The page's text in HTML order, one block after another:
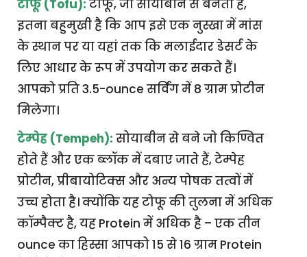
टोफू (Tofu): टोफू, जो सोयाबीन से बनता है,
इतना बहुमुखी है कि आप इसे एक नुस्खा में मांस
के स्थान पर या यहां तक कि मलाईदार डेसर्ट के
लिए आधार के रूप में उपयोग कर सकते हैं।
आपको प्रति 3.5-ounce सर्विंग में 8 ग्राम प्रोटीन
मिलेगा।
टेम्पेह (Tempeh): सोयाबीन से बने जो किण्वित
होते हैं और एक ब्लॉक में दबाए जाते हैं, टेम्पेह
प्रोटीन, प्रीबायोटिक्स और अन्य पोषक तत्वों में
उच्च होता है। क्योंकि यह टोफू की तुलना में अधिक
कॉम्पैक्ट है, यह Protein में अधिक है – एक तीन
ounce का हिस्सा आपको 15 से 16 ग्राम Protein